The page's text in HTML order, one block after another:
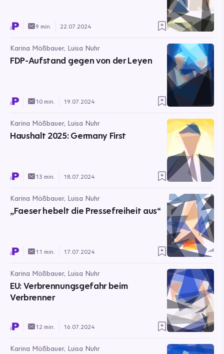
9 min. 22.07.2024
Karina Mößbauer, Luisa Nuhr
FDP-Aufstand gegen von der Leyen
10 min. 19.07.2024
Karina Mößbauer, Luisa Nuhr
Haushalt 2025: Germany First
13 min. 18.07.2024
Karina Mößbauer, Luisa Nuhr
„Faeser hebelt die Pressefreiheit aus“
11 min. 17.07.2024
Karina Mößbauer, Luisa Nuhr
EU: Verbrennungsgefahr beim
Verbrenner
12 min. 16.07.2024
Karina Mößbauer, Luisa Nuhr